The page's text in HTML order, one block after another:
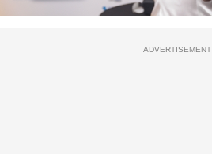
ADVERTISEMENT